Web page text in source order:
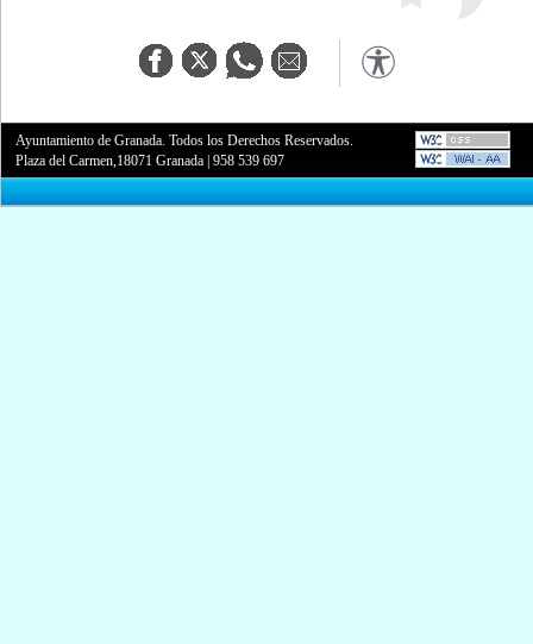
Ayuntamiento de Granada. Todos los Derechos Reservados.
Plaza del Carmen,18071 Granada |958 539 697